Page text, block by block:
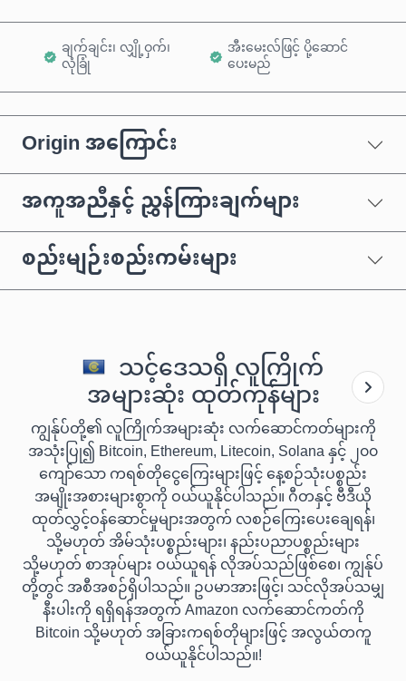
ချက်ချင်း၊ လျှို့ဝှက်၊
လုံခြုံ
အီးမေးလ်ဖြင့် ပို့ဆောင်
ပေးမည်
Origin အကြောင်း
အကူအညီနှင့် ညွှန်ကြားချက်များ
စည်းမျဉ်းစည်းကမ်းများ
သင့်ဒေသရှိ လူကြိုက်
အများဆုံး ထုတ်ကုန်များ
ကျွန်ုပ်တို့၏ လူကြိုက်အများဆုံး လက်ဆောင်ကတ်များကို
အသုံးပြု၍ Bitcoin, Ethereum, Litecoin, Solana နှင့် ၂၀၀
ကျော်သော ကရစ်တိုငွေကြေးများဖြင့် နေ့စဉ်သုံးပစ္စည်း
အမျိုးအစားများစွာကို ဝယ်ယူနိုင်ပါသည်။ ဂီတနှင့် ဗီဒီယို
ထုတ်လွှင့်ဝန်ဆောင်မှုများအတွက် လစဉ်ကြေးပေးချေရန်၊
သို့မဟုတ် အိမ်သုံးပစ္စည်းများ၊ နည်းပညာပစ္စည်းများ
သို့မဟုတ် စာအုပ်များ ဝယ်ယူရန် လိုအပ်သည်ဖြစ်စေ၊ ကျွန်ုပ်
တို့တွင် အစီအစဉ်ရှိပါသည်။ ဥပမာအားဖြင့်၊ သင်လိုအပ်သမျှ
နီးပါးကို ရရှိရန်အတွက် Amazon လက်ဆောင်ကတ်ကို
Bitcoin သို့မဟုတ် အခြားကရစ်တိုများဖြင့် အလွယ်တကူ
ဝယ်ယူနိုင်ပါသည်။!